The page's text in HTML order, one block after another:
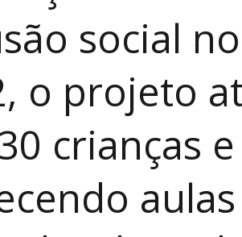
social
o projeto
crianças